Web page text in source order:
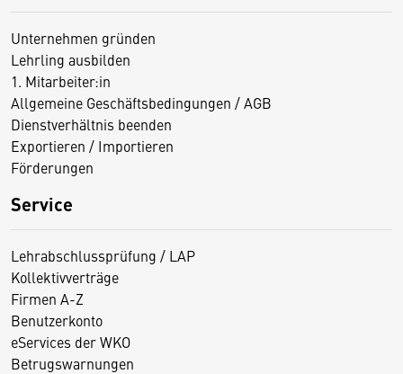
Unternehmen gründen
Lehrling ausbilden
1. Mitarbeiter:in
Allgemeine Geschäftsbedingungen / AGB
Dienstverhältnis beenden
Exportieren / Importieren
Förderungen
Service
Lehrabschlussprüfung / LAP
Kollektivverträge
Firmen A-Z
Benutzerkonto
eServices der WKO
Betrugswarnungen